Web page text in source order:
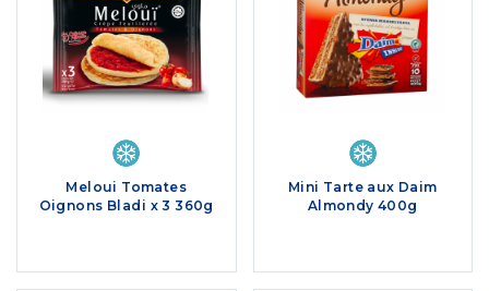
Meloui Tomates
Oignons Bladi x 3 360g
Mini Tarte aux Daim
Almondy 400g